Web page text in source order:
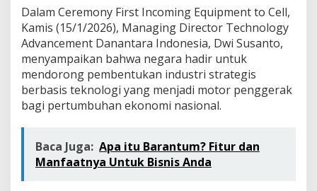
Dalam Ceremony First Incoming Equipment to Cell,
Kamis (15/1/2026), Managing Director Technology
Advancement Danantara Indonesia, Dwi Susanto,
menyampaikan bahwa negara hadir untuk
mendorong pembentukan industri strategis
berbasis teknologi yang menjadi motor penggerak
bagi pertumbuhan ekonomi nasional.
Baca Juga: Apa itu Barantum? Fitur dan
Manfaatnya Untuk Bisnis Anda